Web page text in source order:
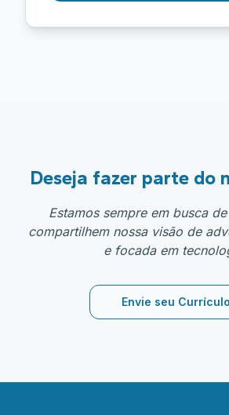
questões relacionadas a horas
comprometida na busca pela
atendimento humanizado,
próximo, preza por oferecer
completo e soluções eficientes,
pautado pela ética, excelência
constante atualização jurídica,
as transformações do mercado
Deseja fazer parte do
Estamos sempre em busca
compartilhem nossa visão de
e focada em
Envie seu Currículo